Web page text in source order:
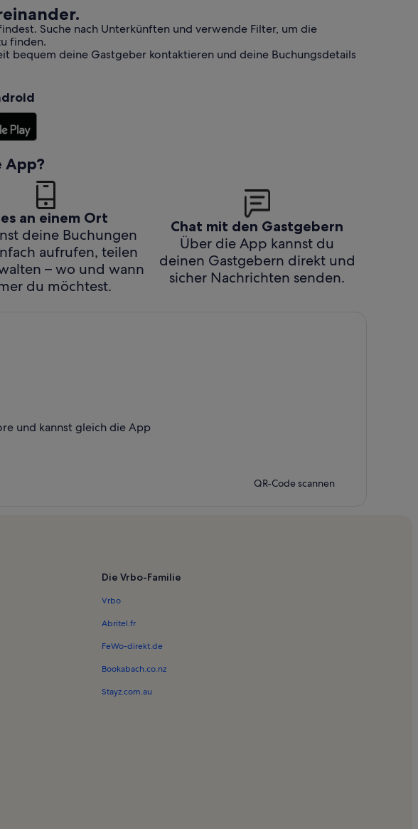
Suche nach Unterkünften und verwende Filter, um die
finden.
bequem deine Gastgeber kontaktieren und deine Buchungsdetails
App?
an einem Ort
deine Buchungen
aufrufen, teilen
– wo und wann
du möchtest.
Chat mit den Gastgebern
Über die App kannst du
deinen Gastgebern direkt und
sicher Nachrichten senden.
und kannst gleich die App
QR-Code scannen
Die Vrbo-Familie
Vrbo
Abritel.fr
FeWo-direkt.de
Bookabach.co.nz
Stayz.com.au